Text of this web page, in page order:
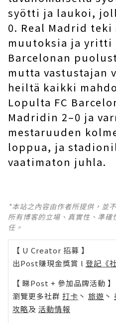
syötti ja laukoi,
0. Real Madrid
muutoksia ja yritti
Barcelonan
mutta vastustajan
heiltä kaikki
Lopulta FC
Madridin 2–0 ja
mestaruuden
loppua, ja
vaatimaton juhla.
*本站之內容由作者所提供，並
所有博客的立場、真實性、準
任。
【 U Creator 招募 】
出Post賺現金獎賞 l 登記《
【 睇Post + 參加品牌活動 】
瀏覽更多社群 打卡 丶 旅遊 丶
攻略及 活動情報